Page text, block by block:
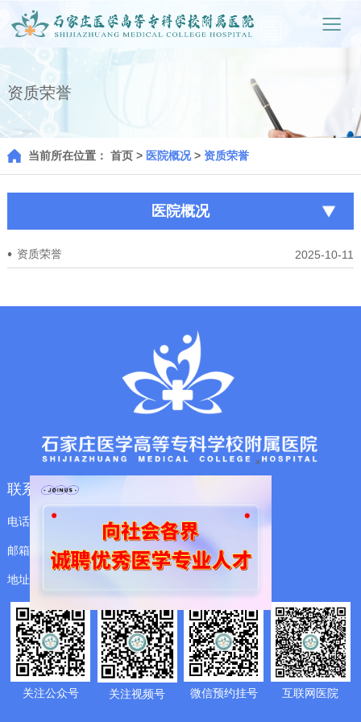
资质荣誉
当前所在位置： 首页> 医院概况> 资质荣誉
×
医院概况
资质荣誉 2025-10-11
联系信息
电话：(0311) 8595 9989
邮箱：15081179750@163.com
地址：石家庄市长安区体育北大街203号
关注公众号 关注视频号 微信预约挂号 互联网医院